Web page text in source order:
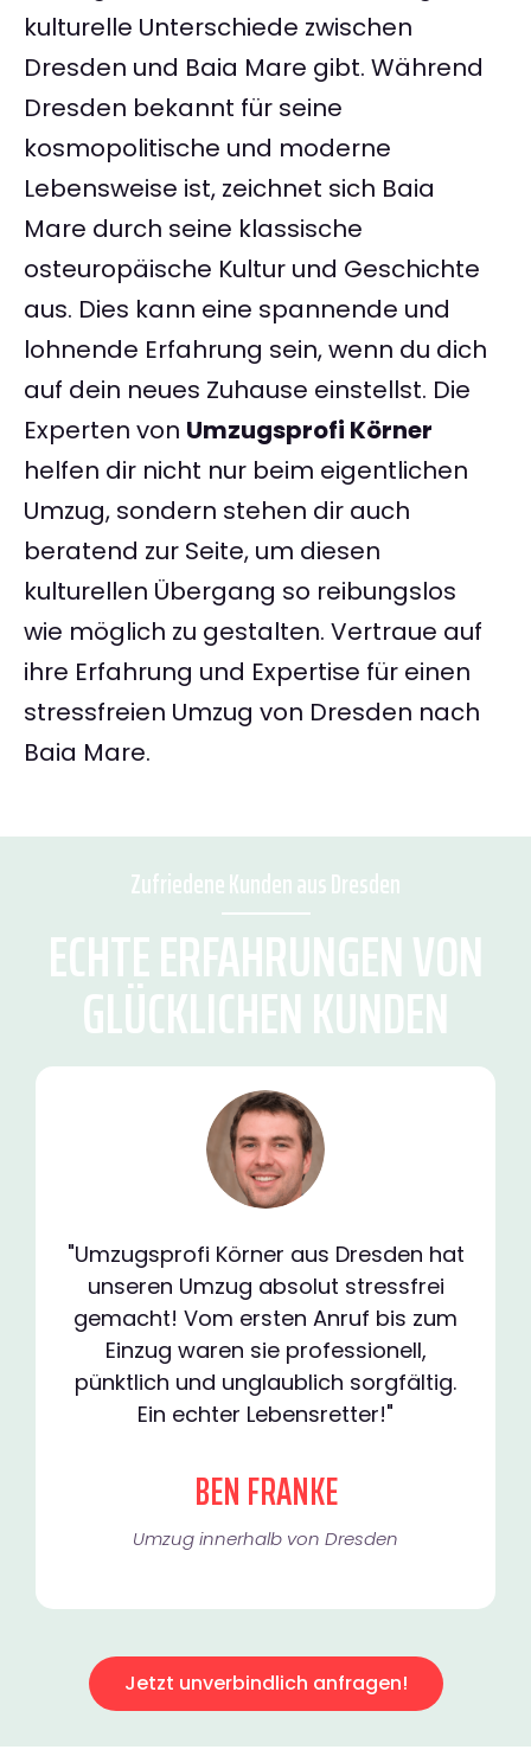
kulturelle Unterschiede zwischen
Dresden und Baia Mare gibt. Während
Dresden bekannt für seine
kosmopolitische und moderne
Lebensweise ist, zeichnet sich Baia
Mare durch seine klassische
osteuropäische Kultur und Geschichte
aus. Dies kann eine spannende und
lohnende Erfahrung sein, wenn du dich
auf dein neues Zuhause einstellst. Die
Experten von Umzugsprofi Körner
helfen dir nicht nur beim eigentlichen
Umzug, sondern stehen dir auch
beratend zur Seite, um diesen
kulturellen Übergang so reibungslos
wie möglich zu gestalten. Vertraue auf
ihre Erfahrung und Expertise für einen
stressfreien Umzug von Dresden nach
Baia Mare.
Zufriedene Kunden aus Dresden
ECHTE ERFAHRUNGEN VON
GLÜCKLICHEN KUNDEN
"Umzugsprofi Körner aus Dresden hat
unseren Umzug absolut stressfrei
gemacht! Vom ersten Anruf bis zum
Einzug waren sie professionell,
pünktlich und unglaublich sorgfältig.
Ein echter Lebensretter!"
BEN FRANKE
Umzug innerhalb von Dresden​
Jetzt unverbindlich anfragen!